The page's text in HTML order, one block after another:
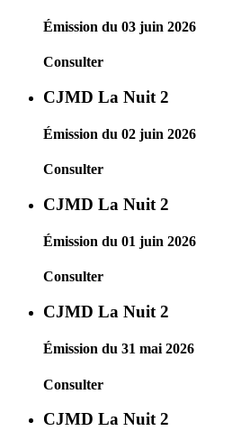
Émission du 03 juin 2026
Consulter
CJMD La Nuit 2
Émission du 02 juin 2026
Consulter
CJMD La Nuit 2
Émission du 01 juin 2026
Consulter
CJMD La Nuit 2
Émission du 31 mai 2026
Consulter
CJMD La Nuit 2